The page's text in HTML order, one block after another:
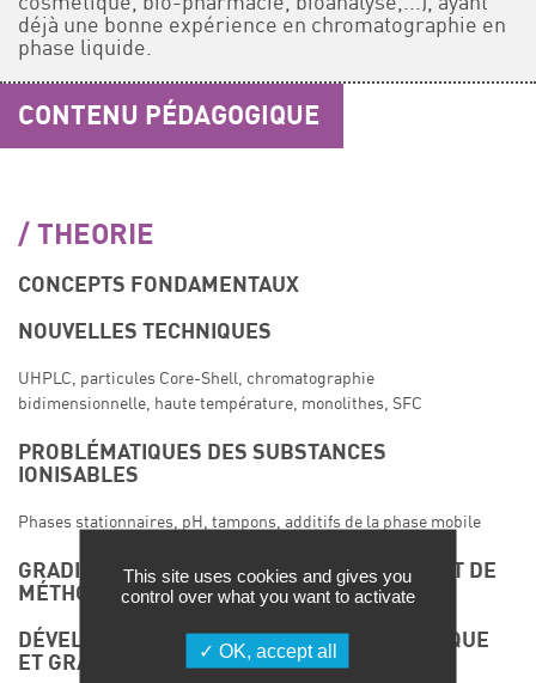
déjà une bonne expérience en chromatographie en
phase liquide.
CONTENU PÉDAGOGIQUE
THEORIE
CONCEPTS FONDAMENTAUX
NOUVELLES TECHNIQUES
UHPLC, particules Core-Shell, chromatographie
bidimensionnelle, haute température, monolithes, SFC
PROBLÉMATIQUES DES SUBSTANCES
IONISABLES
Phases stationnaires, pH, tampons, additifs de la phase mobile
GRADIENT D’ÉLUTION: THÉORIE, TRANSFERT DE
MÉTHODE
DÉVELOPPEMENT DE MÉTHODES (ISOCRATIQUE
ET GRADIENT)
This site uses cookies and gives you
control over what you want to activate
OK, accept all